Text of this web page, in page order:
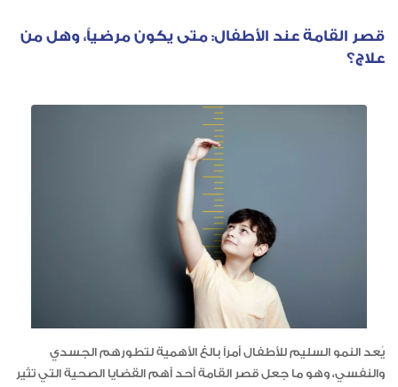
قصر القامة عند الأطفال: متى يكون مرضياً، وهل من
علاج؟
يُعد النمو السليم للأطفال أمراً بالغ الأهمية لتطورهم الجسدي
والنفسي، وهو ما جعل قصر القامة أحد أهم القضايا الصحية التي تثير